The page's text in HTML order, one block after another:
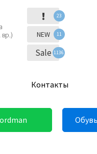
! 23
NEW 11
Sale 1136
Контакты